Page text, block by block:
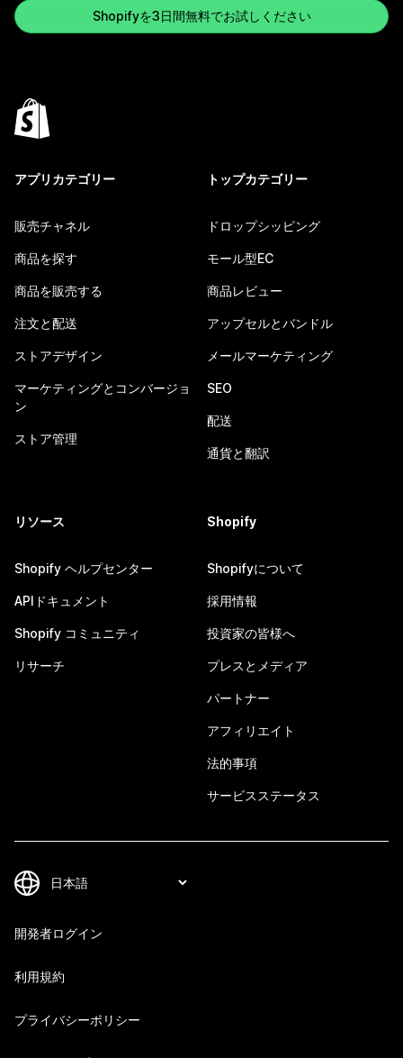
Shopifyを3日間無料でお試しください
アプリカテゴリー
販売チャネル
商品を探す
商品を販売する
注文と配送
ストアデザイン
マーケティングとコンバージョ
ン
ストア管理
トップカテゴリー
ドロップシッピング
モール型EC
商品レビュー
アップセルとバンドル
メールマーケティング
SEO
配送
通貨と翻訳
リソース
Shopify ヘルプセンター
APIドキュメント
Shopify コミュニティ
リサーチ
Shopify
Shopifyについて
採用情報
投資家の皆様へ
プレスとメディア
パートナー
アフィリエイト
法的事項
サービスステータス
開発者ログイン
利用規約
プライバシーポリシー